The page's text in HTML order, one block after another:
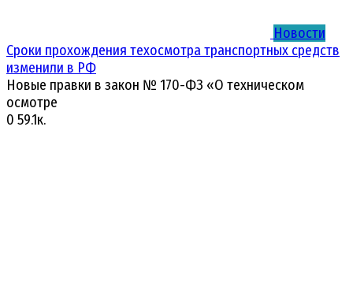
Новости
Сроки прохождения техосмотра транспортных средств
изменили в РФ
Новые правки в закон № 170-ФЗ «О техническом
осмотре
0 59.1к.